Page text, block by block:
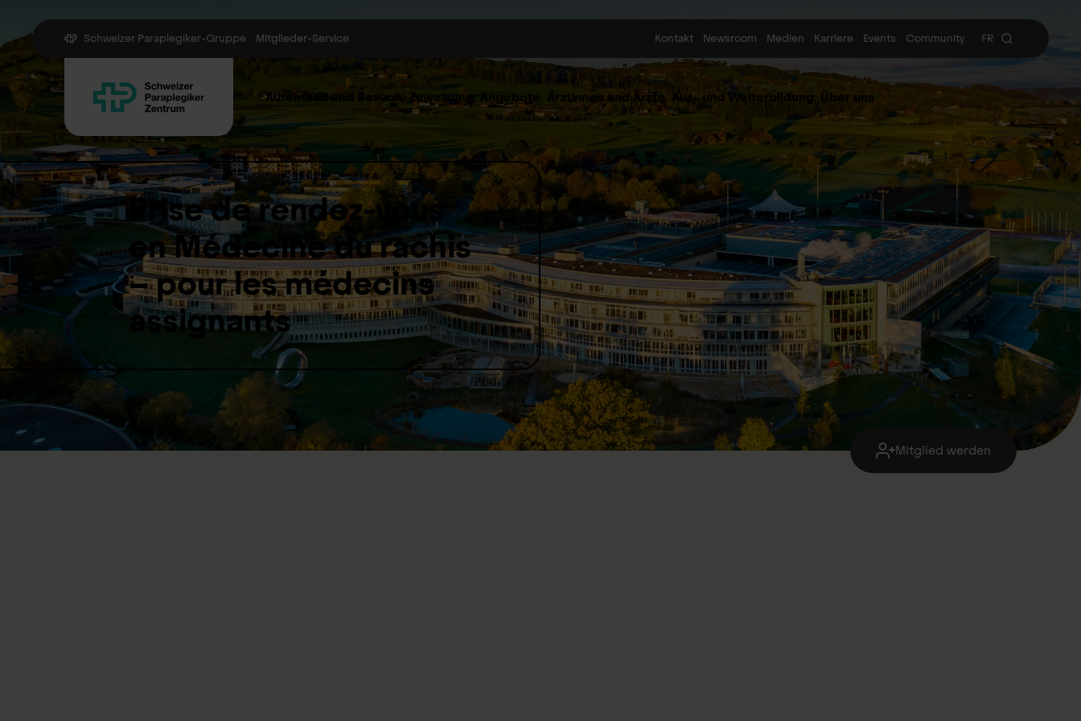
Schweizer Paraplegiker-Gruppe Mitglieder-Service Kontakt Newsroom Medien Karriere Events Community FR
Aufenthalt und Besuch Zuweisung Angebote Ärztinnen und Ärzte Aus- und Weiterbildung Über uns
Prise de rendez-vous
en Médecine du rachis
– pour les médecins
assignants
Mitglied werden